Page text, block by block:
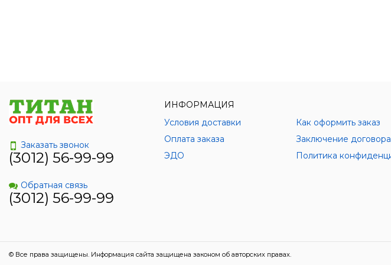
Заказать звонок
(3012) 56-99-99
Обратная связь
(3012) 56-99-99
ИНФОРМАЦИЯ
Условия доставки
Как оформить заказ
Оплата заказа
Заключение договора
ЭДО
© Все права защищены. Информация сайта защищена законом об авторских правах.